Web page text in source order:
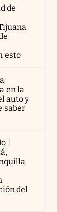
de
esto
en la
auto y
saber
|
del